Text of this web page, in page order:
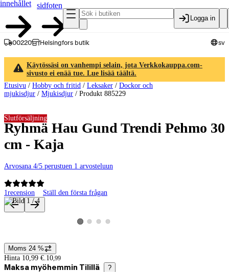
innehållet
sidfoten
Logga in
00220 Helsingfors butik sv
Käytössäsi on vanhempi selain, jota Verkkokauppa.com-
sivusto ei enää tue. Lue lisää täältä.
Etusivu / Hobby och fritid / Leksaker / Dockor och
mjukisdjur / Mjukisdjur / Produkt 885229
Ryhmä Hau Gund Trendi Pehmo 30
cm - Kaja
Arvosana 4/5 perustuen 1 arvosteluun
1recension Ställ den första frågan
Slutförsäljning
Produktbilder och videor
Visa produktbild 1
Visa produktbild 2
Visa produktbild 3
Visa produktbild 4
Prisinformation
Moms 24 %
Hinta 10,99 €. 10,99
Maksa myöhemmin Tilillä ?